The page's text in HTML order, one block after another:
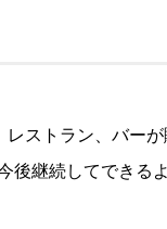
レストラン、バー
後継続してできる